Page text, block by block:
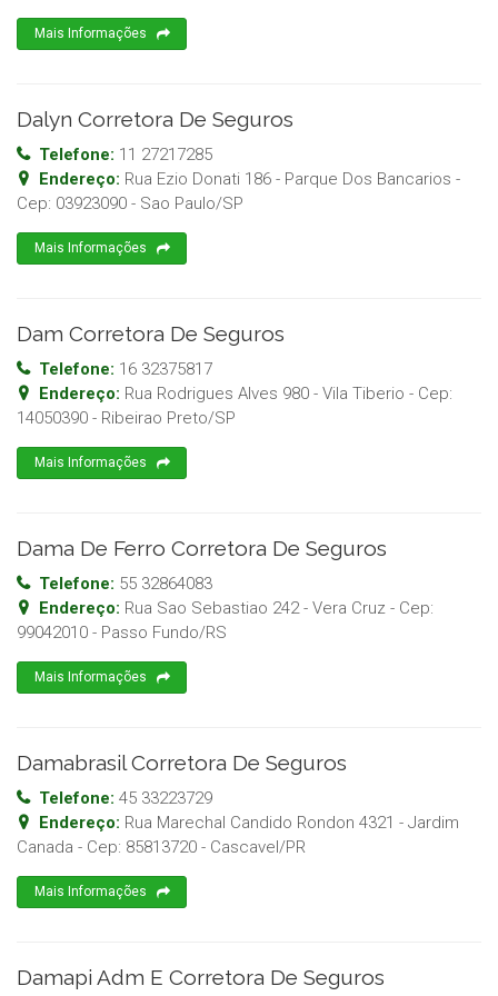
Mais Informações
Dalyn Corretora De Seguros
Telefone: 11 27217285
Endereço: Rua Ezio Donati 186 - Parque Dos Bancarios -
Cep: 03923090 - Sao Paulo/SP
Mais Informações
Dam Corretora De Seguros
Telefone: 16 32375817
Endereço: Rua Rodrigues Alves 980 - Vila Tiberio - Cep:
14050390 - Ribeirao Preto/SP
Mais Informações
Dama De Ferro Corretora De Seguros
Telefone: 55 32864083
Endereço: Rua Sao Sebastiao 242 - Vera Cruz - Cep:
99042010 - Passo Fundo/RS
Mais Informações
Damabrasil Corretora De Seguros
Telefone: 45 33223729
Endereço: Rua Marechal Candido Rondon 4321 - Jardim
Canada - Cep: 85813720 - Cascavel/PR
Mais Informações
Damapi Adm E Corretora De Seguros